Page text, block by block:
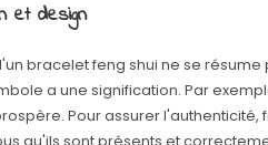
et design
bracelet feng shui ne se
a une signification. Par
Pour assurer